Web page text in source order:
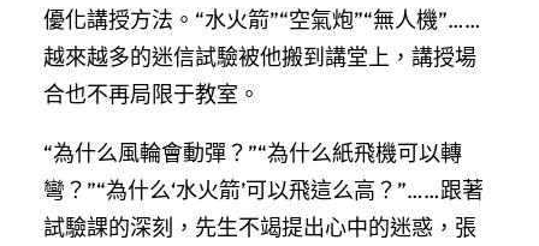
優化講授方法。“水火箭”“空氣炮”“無人機”……
越來越多的迷信試驗被他搬到講堂上，講授場
合也不再局限于教室。
“為什么風輪會動彈？”“為什么紙飛機可以轉
彎？”“為什么‘水火箭’可以飛這么高？”……跟著
試驗課的深刻，先生不竭提出心中的迷惑，張